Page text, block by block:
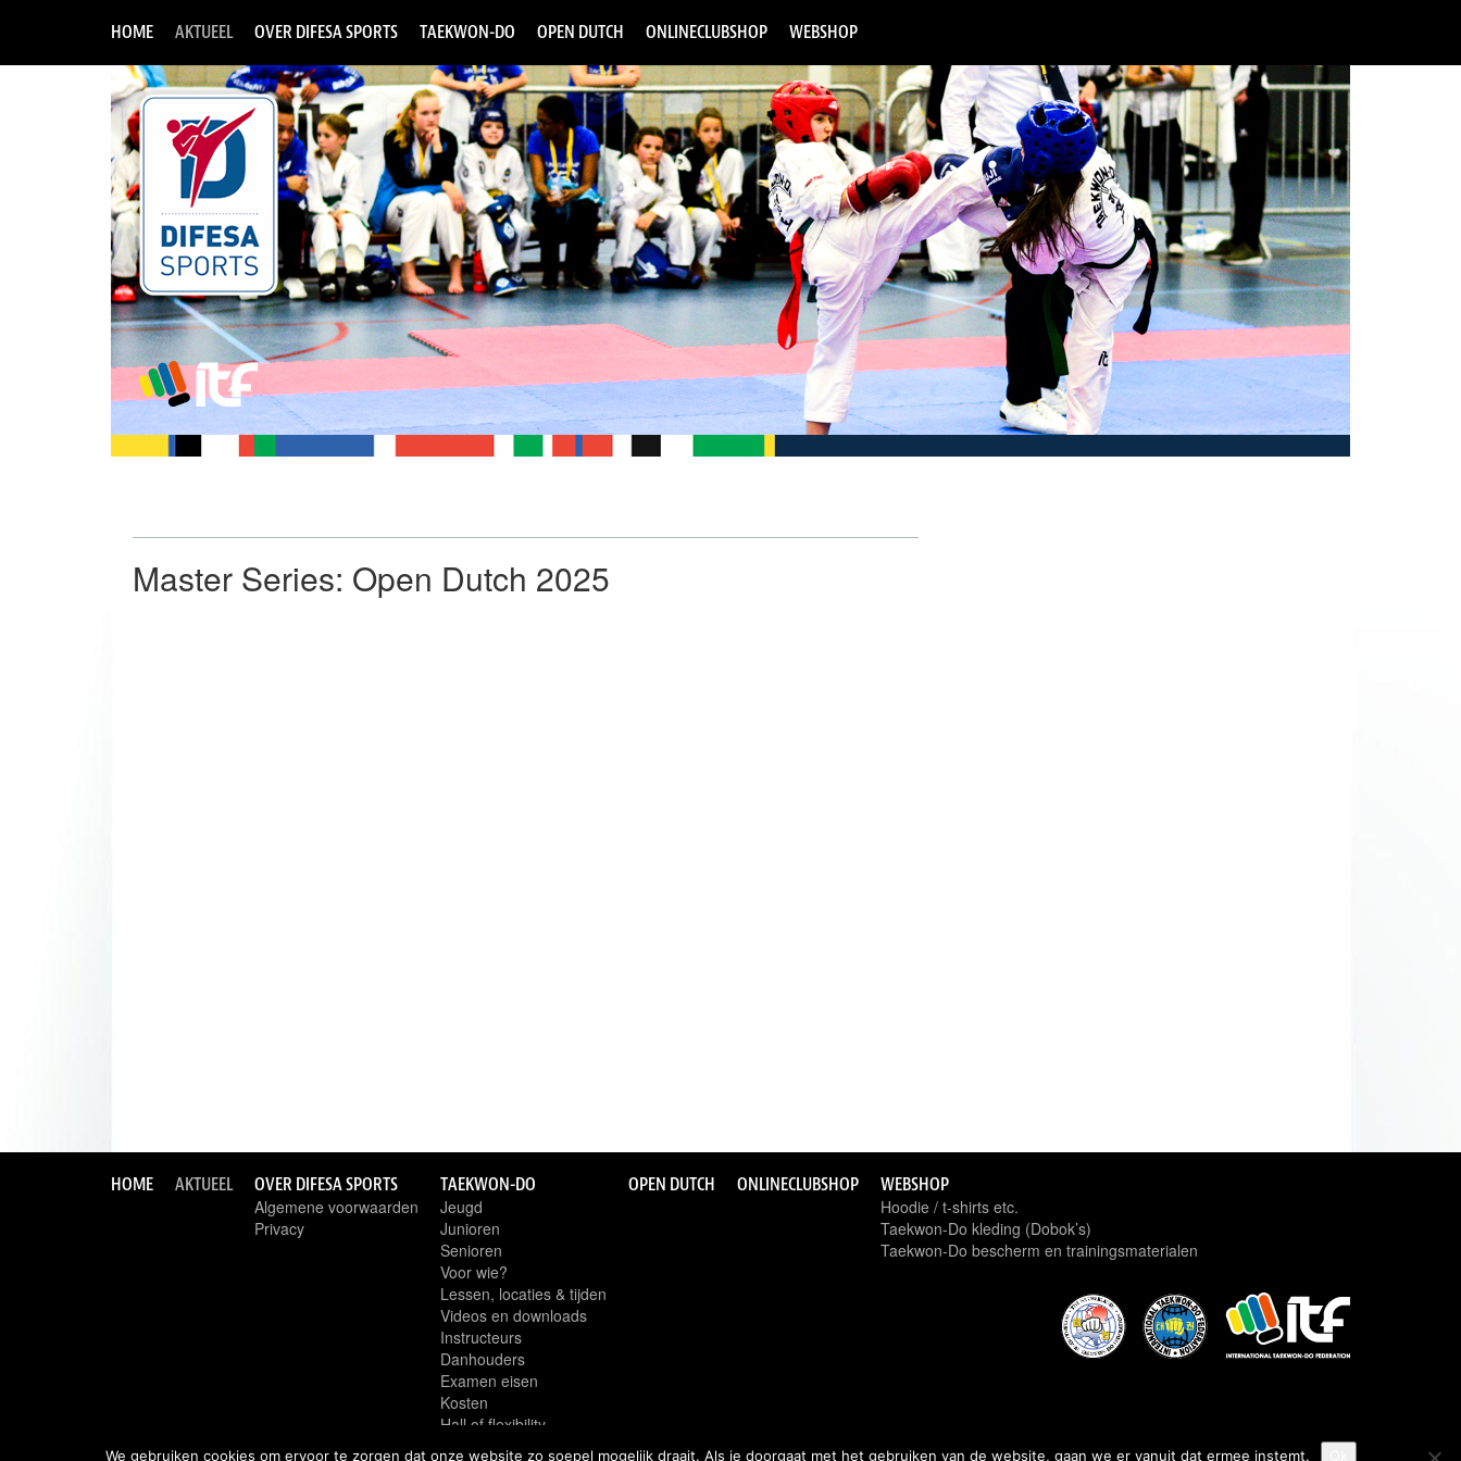
HOME AKTUEEL OVER DIFESA SPORTS TAEKWON-DO OPEN DUTCH ONLINECLUBSHOP WEBSHOP
Master Series: Open Dutch 2025
HOME AKTUEEL OVER DIFESA SPORTS
Algemene voorwaarden
Privacy
TAEKWON-DO
Jeugd
Junioren
Senioren
Voor wie?
Lessen, locaties & tijden
Videos en downloads
Instructeurs
Danhouders
Examen eisen
Kosten
Hall of flexibility
OPEN DUTCH ONLINECLUBSHOP WEBSHOP
Hoodie / t-shirts etc.
Taekwon-Do kleding (Dobok’s)
Taekwon-Do bescherm en trainingsmaterialen
We gebruiken cookies om ervoor te zorgen dat onze website zo soepel mogelijk draait. Als je doorgaat met het gebruiken van de website, gaan we er vanuit dat ermee instemt.